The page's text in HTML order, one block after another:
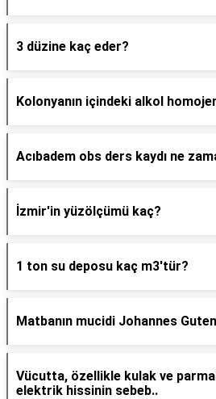
3 düzine kaç eder?
Kolonyanın içindeki alkol
Acıbadem obs ders kaydı ne
İzmir'in yüzölçümü kaç?
1 ton su deposu kaç m3'tür?
Matbanın mucidi Johannes
Vücutta, özellikle kulak ve
elektrik hissinin sebeb..